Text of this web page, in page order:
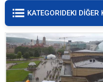
KATEGORIDEKI DİĞER